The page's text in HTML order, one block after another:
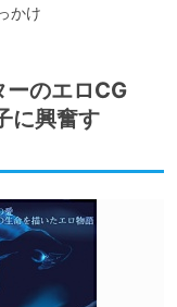
かけ
ーのエロCG
に興奮す